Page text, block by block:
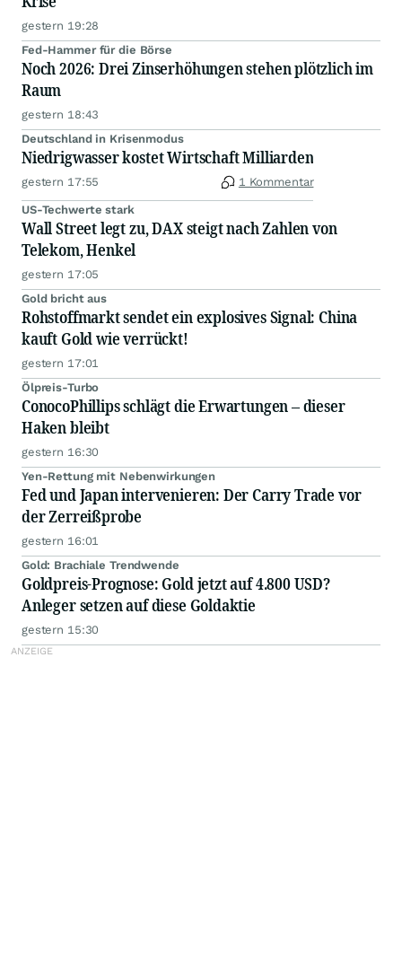
gestern 19:28
Fed-Hammer für die Börse
Noch 2026: Drei Zinserhöhungen stehen plötzlich im
Raum
gestern 18:43
Deutschland in Krisenmodus
Niedrigwasser kostet Wirtschaft Milliarden
gestern 17:55 1 Kommentar
US-Techwerte stark
Wall Street legt zu, DAX steigt nach Zahlen von
Telekom, Henkel
gestern 17:05
Gold bricht aus
Rohstoffmarkt sendet ein explosives Signal: China
kauft Gold wie verrückt!
gestern 17:01
Ölpreis-Turbo
ConocoPhillips schlägt die Erwartungen – dieser
Haken bleibt
gestern 16:30
Yen-Rettung mit Nebenwirkungen
Fed und Japan intervenieren: Der Carry Trade vor
der Zerreißprobe
gestern 16:01
Gold: Brachiale Trendwende
Goldpreis-Prognose: Gold jetzt auf 4.800 USD?
Anleger setzen auf diese Goldaktie
gestern 15:30